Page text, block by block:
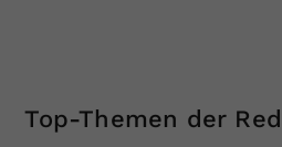
Top-Themen der